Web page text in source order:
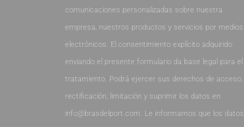
comunicaciones personalizadas sobre nuestra
empresa, nuestros productos y servicios por medios
electrónicos. El consentimiento explícito adquirido
enviando el presente formulario da base legal para el
tratamiento. Podrá ejercer sus derechos de acceso,
rectificación, limitación y suprimir los datos en
info@brasdelport.com. Le informamos que los datos